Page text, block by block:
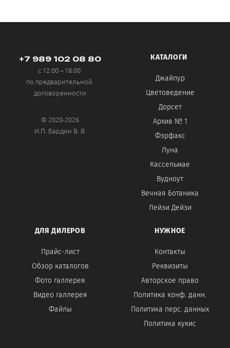
+7 989 102 08 80
с 12:00 – 18:00
по предварительной
договоренности
© 2020-2026
И.П. Бардин В. В.
КАТАЛОГИ
Джайпур
Цветоведение
Дорсет
Архив № 1
Фэрфакс
Луна
Кассельмае
Вудноут
Вечная Ботаника
Лейзи Дейзи
ДЛЯ ДИЛЕРОВ
Прайс-лист
Обзор каталогов
Фото галлерея
Видео галлерея
Файлы
НУЖНОЕ
Контакты
Реквизиты
Авторское право
Политика конф. данн.
Политика перс. данных
Политика кукис